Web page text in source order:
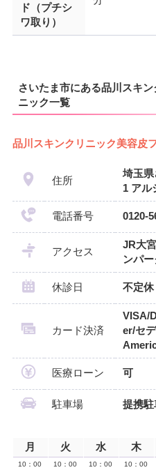
ド（プチシ
ワ取り）
さいたま市にある品川スキ
ニック一覧
品川スキンクリニック美容皮
住所
埼玉
1 アル
電話番号 0120-
アクセス
JR大
ンパ
休診日 不定休
カード決済
VISA/
er/セ
医療ローン 可
駐車場 提携
月 火 水 木
10：00
10：00
10：00
10：00